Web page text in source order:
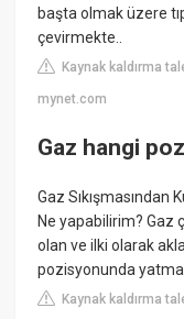
başta olmak üzere
çevirmekte..
Kaynak kaldırma
mynet.com
Gaz hangi
Gaz Sıkışmasından
Ne yapabilirim? Gaz
olan ve ilki olarak
pozisyonunda
Kaynak kaldırma